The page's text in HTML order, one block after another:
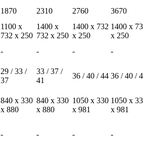
1870 2310 2760
3670
1100 x
732 x 250
1400 x
732 x 250
1400 x 732
x 250
1400 x
x 250
- - -
-
29 / 33 /
37
33 / 37 /
41
36 / 40 / 44 36 / 40 /
840 x 330
x 880
840 x 330
x 880
1050 x 330
x 981
1050 x
x 981
- - - -